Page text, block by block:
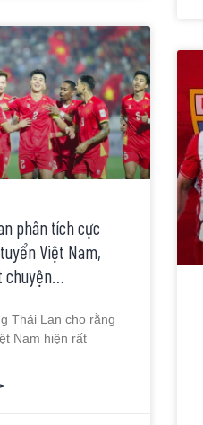
phân tích cực
Việt Nam,
chuyện…
Thái Lan cho rằng
Nam hiện rất